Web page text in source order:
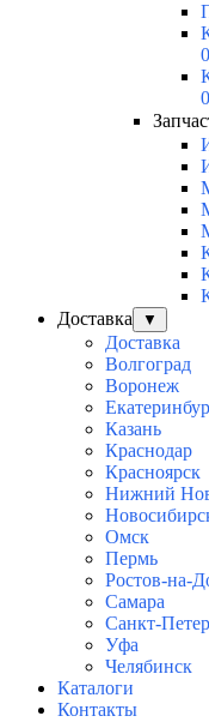
Доставка
▼
Доставка
Волгоград
Воронеж
Казань
Краснодар
Красноярск
Нижний
Омск
Пермь
Ростов-на-
Самара
Санкт-
Уфа
Челябинск
Каталоги
Контакты